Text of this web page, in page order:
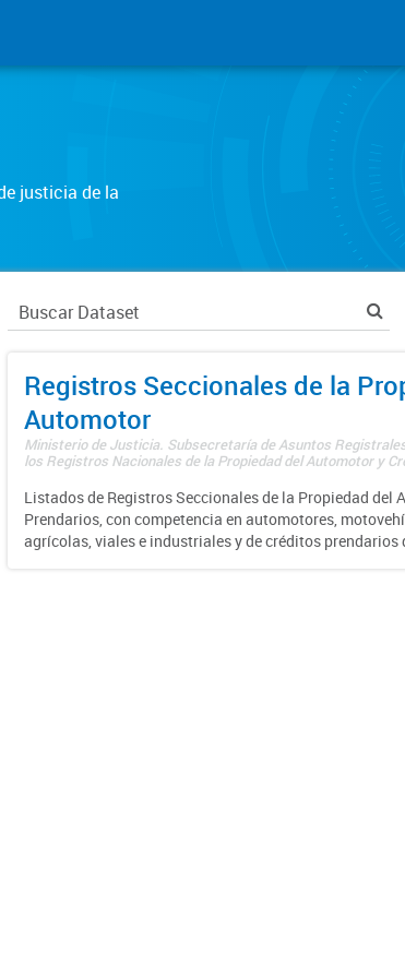
justicia de la
Registros Seccionales de la
Automotor
Ministerio de Justicia. Subsecretaría de Asuntos
los Registros Nacionales de la Propiedad del Automotor y
Listados de Registros Seccionales de la Propiedad del
Prendarios, con competencia en automotores,
agrícolas, viales e industriales y de créditos prendarios